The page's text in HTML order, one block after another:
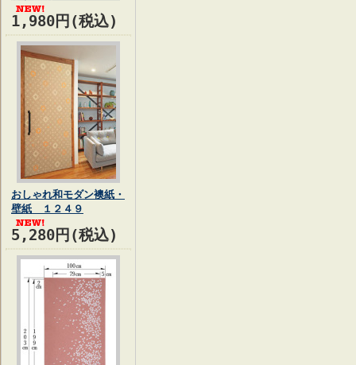
1,980円(税込)
おしゃれ和モダン襖紙・
壁紙 １２４９
5,280円(税込)